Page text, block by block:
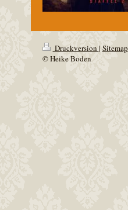
Druckversion | Sitemap
© Heike Boden